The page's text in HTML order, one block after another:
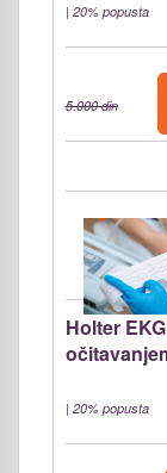
| 20% popusta
5.000 din
Holter
| 20% popusta